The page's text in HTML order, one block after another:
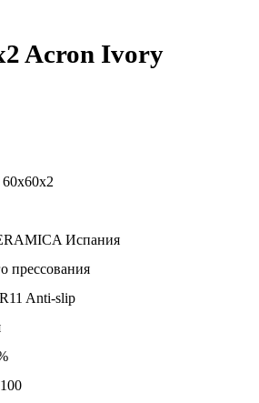
Acron Ivory
Испания
прессования
Anti-slip